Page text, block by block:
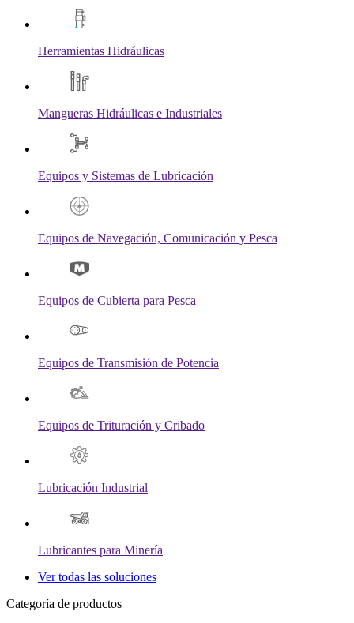
Herramientas Hidráulicas
Mangueras Hidráulicas e Industriales
Equipos y Sistemas de Lubricación
Equipos de Navegación, Comunicación y Pesca
Equipos de Cubierta para Pesca
Equipos de Transmisión de Potencia
Equipos de Trituración y Cribado
Lubricación Industrial
Lubricantes para Minería
Ver todas las soluciones
Categoría de productos